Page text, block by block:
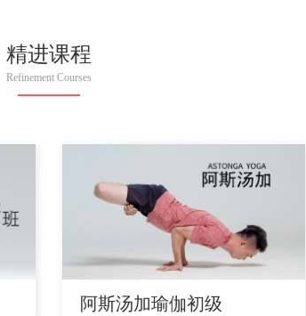
精进课程
Refinement Courses
阿斯汤加瑜伽初级